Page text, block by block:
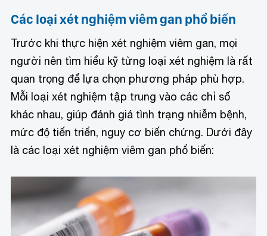
Các loại xét nghiệm viêm gan phổ biến
Trước khi thực hiện xét nghiệm viêm gan, mọi
người nên tìm hiểu kỹ từng loại xét nghiệm là rất
quan trọng để lựa chọn phương pháp phù hợp.
Mỗi loại xét nghiệm tập trung vào các chỉ số
khác nhau, giúp đánh giá tình trạng nhiễm bệnh,
mức độ tiến triển, nguy cơ biến chứng. Dưới đây
là các loại xét nghiệm viêm gan phổ biến: